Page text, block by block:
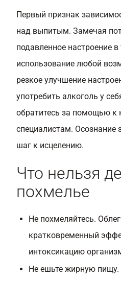
Первый признак
над выпитым. Замечая
подавленное настроение
использование любой
резкое улучшение
употребить алкоголь у
обратитесь за помощью
специалистам. Осознание
шаг к исцелению.
Что нельзя
похмелье
Не похмеляйтесь.
кратковременный
интоксикацию
Не ешьте жирную